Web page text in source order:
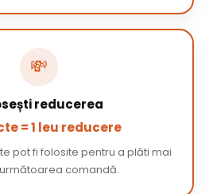
💸
reducerea
= 1 leu reducere
pot fi folosite pentru a plăti mai
comandă.